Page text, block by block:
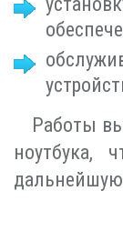
Работы
ноутбука,
дальнейшую